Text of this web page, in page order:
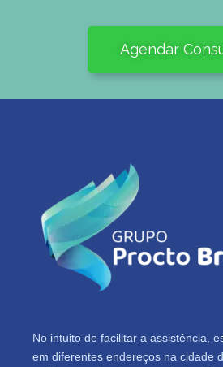
Agendar
No intuito de facilitar a assistência,
em diferentes endereços na cidade